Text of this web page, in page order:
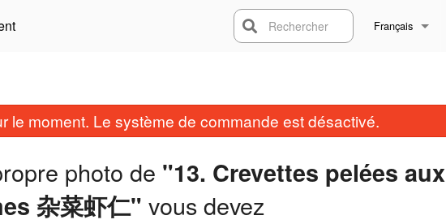
Français
English
Rechercher
le moment. Le système de commande est désactivé.
photo de "13. Crevettes pelées aux
杂菜虾仁" vous devez